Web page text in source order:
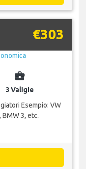
€303
business_center
3 Valigie
Esempio: VW
BMW 3, etc.